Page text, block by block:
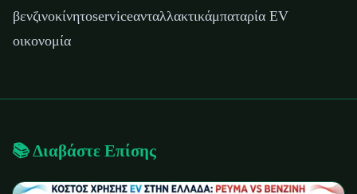
βενζινοκίνητοserviceανταλλακτικάμπαταρία EV
οικονομία
📚 Διαβάστε Επίσης